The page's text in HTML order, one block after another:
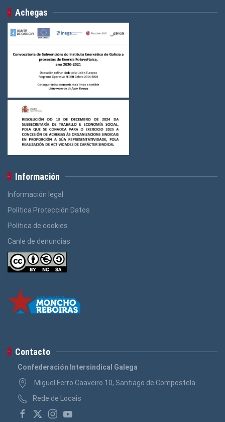
Achegas
Información
Información legal
Política Protección Datos
Política de cookies
Canle de denuncias
Contacto
Confederación Intersindical Galega
Miguel Ferro Caaveiro 10, Santiago de Compostela
Rede de Locais